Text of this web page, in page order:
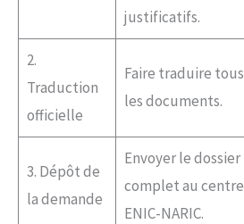
justificatifs.
2.
Traduction
officielle
Faire traduire tous
les documents.
3. Dépôt de
la demande
Envoyer le dossier
complet au centre
ENIC-NARIC.